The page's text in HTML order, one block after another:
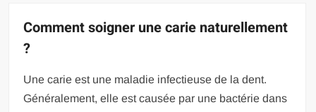
Comment soigner une carie naturellement
?
Une carie est une maladie infectieuse de la dent.
Généralement, elle est causée par une bactérie dans